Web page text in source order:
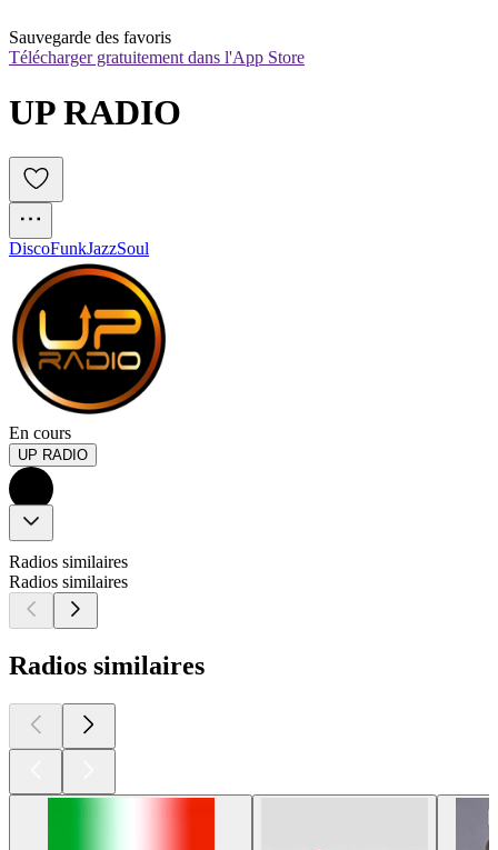
Sauvegarde des favoris
Télécharger gratuitement dans l'App Store
UP RADIO
DiscoFunkJazzSoul
En cours
UP RADIO
Radios similaires
Radios similaires
Radios similaires